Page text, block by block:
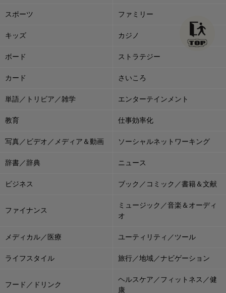
スポーツ ファミリー
キッズ カジノ
ボード ストラテジー
カード さいころ
単語／トリビア／雑学 エンターテインメント
教育 仕事効率化
写真／ビデオ／メディア＆動画 ソーシャルネットワーキング
辞書／辞典 ニュース
ビジネス ブック／コミック／書籍＆文献
ファイナンス
ミュージック／音楽＆オーディ
オ
メディカル／医療 ユーティリティ／ツール
ライフスタイル 旅行／地域／ナビゲーション
フード／ドリンク
ヘルスケア／フィットネス／健
康